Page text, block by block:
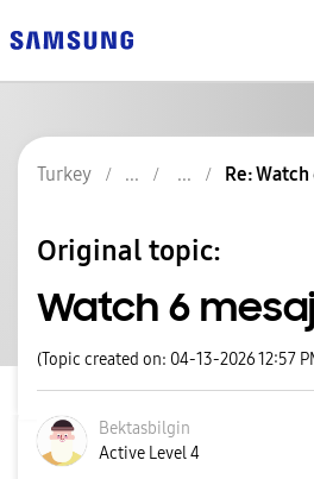
Turkey Re:
Original topic:
Watch 6
(Topic created on: 04-13-2026 12:57
Bektasbilgin
Active Level 4